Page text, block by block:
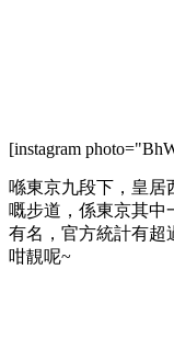
[instagram
喺東京九段下，皇居
嘅步道，係東京其中
有名，官方統計有超
咁靚呢~